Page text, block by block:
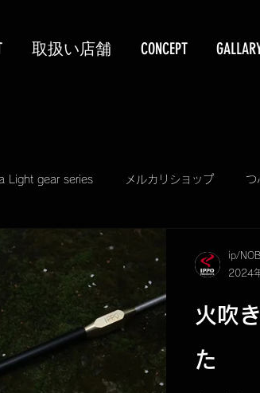
取扱い店舗 CONCEPT
Light gear series メルカリショップ つ
PIZZA & GRILL KIT
SALE プレゼント ECO STAND 2WAY
商品発送について
火吹
た
ip/
2024